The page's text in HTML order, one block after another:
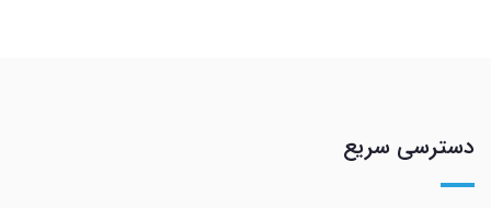
دسترسی سریع